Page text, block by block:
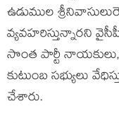
ఉడుముల
వ్యవహరిస్తున్నారని
సొంత పార్టీ
కుటుంబ సభ్యులు
చేశారు.